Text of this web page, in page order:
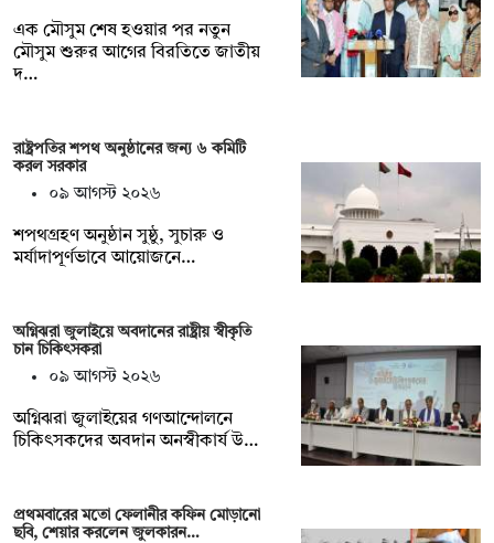
এক মৌসুম শেষ হওয়ার পর নতুন
মৌসুম শুরুর আগের বিরতিতে জাতীয়
দ…
রাষ্ট্রপতির শপথ অনুষ্ঠানের জন্য ৬ কমিটি
করল সরকার
০৯ আগস্ট ২০২৬
শপথগ্রহণ অনুষ্ঠান সুষ্ঠু, সুচারু ও
মর্যাদাপূর্ণভাবে আয়োজনে…
অগ্নিঝরা জুলাইয়ে অবদানের রাষ্ট্রীয় স্বীকৃতি
চান চিকিৎসকরা
০৯ আগস্ট ২০২৬
অগ্নিঝরা জুলাইয়ের গণআন্দোলনে
চিকিৎসকদের অবদান অনস্বীকার্য উ…
প্রথমবারের মতো ফেলানীর কফিন মোড়ানো
ছবি, শেয়ার করলেন জুলকারন…